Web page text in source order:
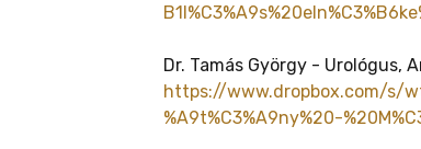
Dr. Tamás György - Urológus,
https://www.dropbox.com/s/
%A9t%C3%A9ny%20-